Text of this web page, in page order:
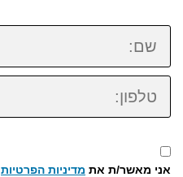
שם:
טלפון:
אני מאשר/ת את מדיניות הפרטיות